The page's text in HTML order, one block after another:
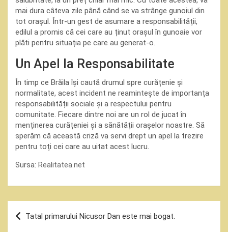
mai dura câteva zile până când se va strânge gunoiul din
tot orașul. Într-un gest de asumare a responsabilității,
edilul a promis că cei care au ținut orașul în gunoaie vor
plăti pentru situația pe care au generat-o.
Un Apel la Responsabilitate
În timp ce Brăila își caută drumul spre curățenie și
normalitate, acest incident ne reamintește de importanța
responsabilității sociale și a respectului pentru
comunitate. Fiecare dintre noi are un rol de jucat în
menținerea curățeniei și a sănătății orașelor noastre. Să
sperăm că această criză va servi drept un apel la trezire
pentru toți cei care au uitat acest lucru.
Sursa: Realitatea.net
Navigare
Tatal primarului Nicusor Dan este mai bogat.